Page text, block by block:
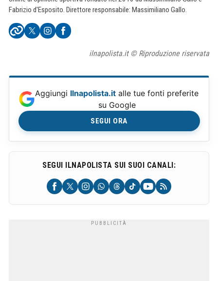
Fabrizio d'Esposito. Direttore responsabile: Massimiliano Gallo.
ilnapolista.it © Riproduzione riservata
Aggiungi Ilnapolista.it alle tue fonti preferite
su Google
SEGUI ORA
SEGUI ILNAPOLISTA SUI SUOI CANALI: